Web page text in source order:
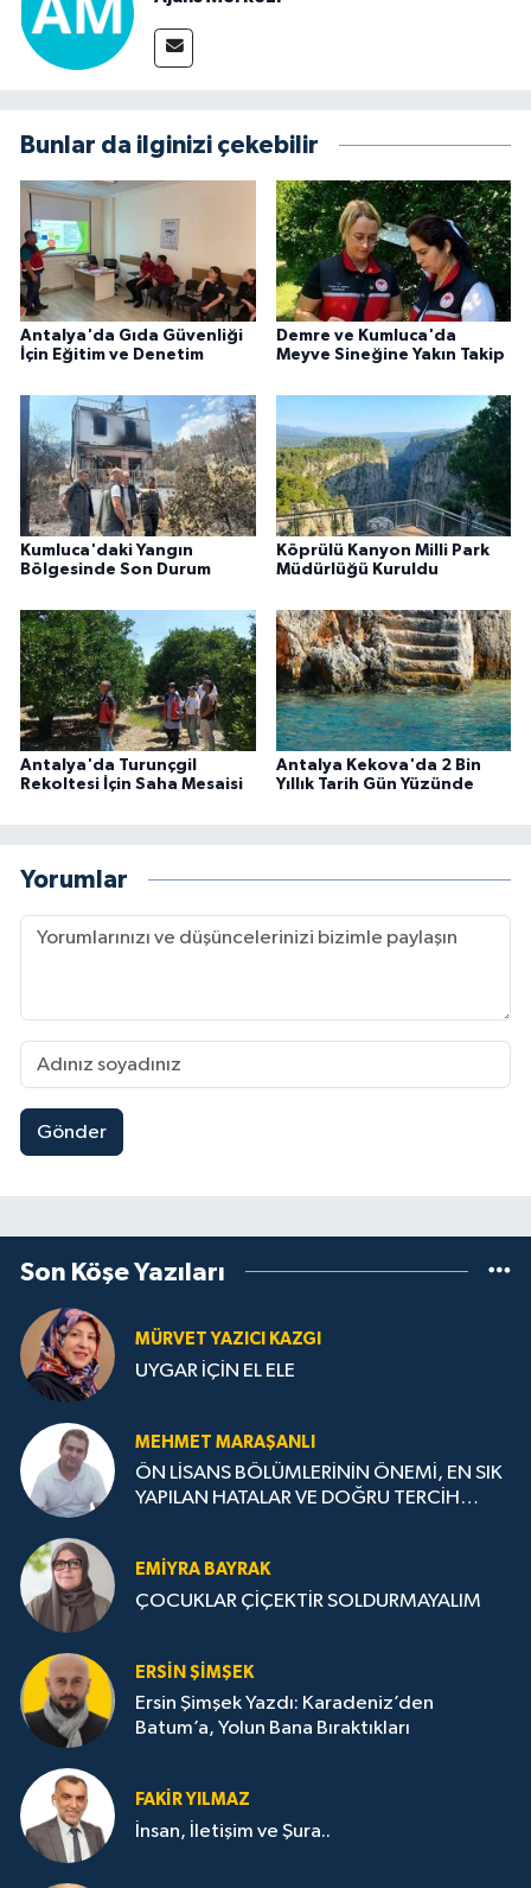
Bunlar da ilginizi çekebilir
Antalya'da Gıda Güvenliği
İçin Eğitim ve Denetim
Demre ve Kumluca'da
Meyve Sineğine Yakın Takip
Kumluca'daki Yangın
Bölgesinde Son Durum
Köprülü Kanyon Milli Park
Müdürlüğü Kuruldu
Antalya'da Turunçgil
Rekoltesi İçin Saha Mesaisi
Antalya Kekova'da 2 Bin
Yıllık Tarih Gün Yüzünde
Yorumlar
Gönder
Son Köşe Yazıları
MÜRVET YAZICI KAZGI
UYGAR İÇİN EL ELE
MEHMET MARAŞANLI
ÖN LİSANS BÖLÜMLERİNİN ÖNEMİ, EN SIK
YAPILAN HATALAR VE DOĞRU TERCİH
EMIYRA BAYRAK
ÇOCUKLAR ÇİÇEKTİR SOLDURMAYALIM
ERSIN ŞIMŞEK
Ersin Şimşek Yazdı: Karadeniz’den
Batum’a, Yolun Bana Bıraktıkları
FAKIR YILMAZ
İnsan, İletişim ve Şura..